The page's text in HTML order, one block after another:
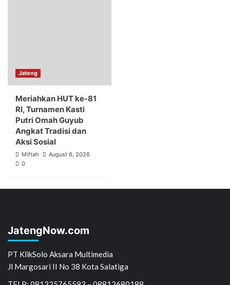
Jateng
Meriahkan HUT ke-81
RI, Turnamen Kasti
Putri Omah Guyub
Angkat Tradisi dan
Aksi Sosial
Miftah
August 6, 2026
0
JatengNow.com
PT KlikSolo Aksara Multimedia
Jl Margosari II No 38 Kota Salatiga